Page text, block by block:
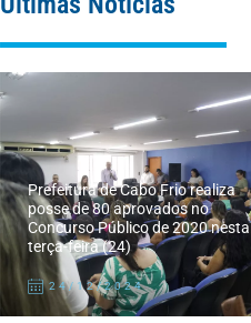
Prefeitura de Cabo Frio realiza
posse de 80 aprovados no
Concurso Público de 2020 nesta
terça-feira (24)
24/12/2024